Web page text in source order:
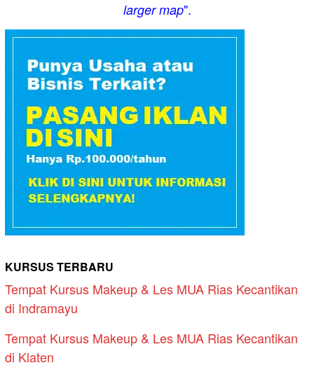
larger map".
KURSUS TERBARU
Tempat Kursus Makeup & Les MUA Rias Kecantikan
di Indramayu
Tempat Kursus Makeup & Les MUA Rias Kecantikan
di Klaten